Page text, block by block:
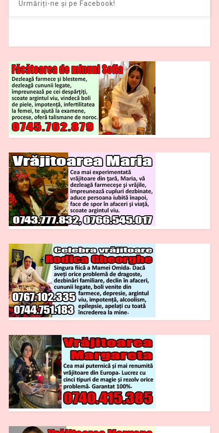
Urmăriți-ne și pe Facebook!